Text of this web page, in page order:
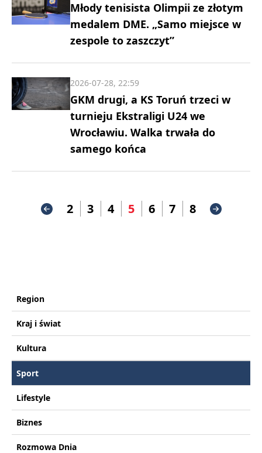
Młody tenisista Olimpii ze złotym
medalem DME. „Samo miejsce w
zespole to zaszczyt”
GKM drugi, a KS Toruń trzeci w
turnieju Ekstraligi U24 we
Wrocławiu. Walka trwała do
samego końca
2026-07-28, 22:59
2 3 4 5 6 7 8
Region
Kraj i świat
Kultura
Sport
Lifestyle
Biznes
Rozmowa Dnia